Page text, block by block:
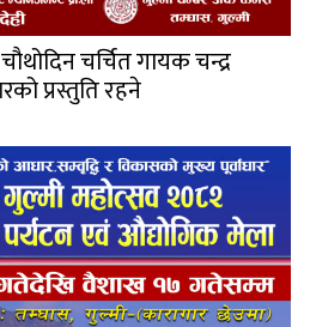
चर्चित गायक चन्द्र
प्रस्तुति रहने